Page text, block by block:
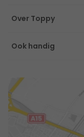
Over Toppy
Ook handig